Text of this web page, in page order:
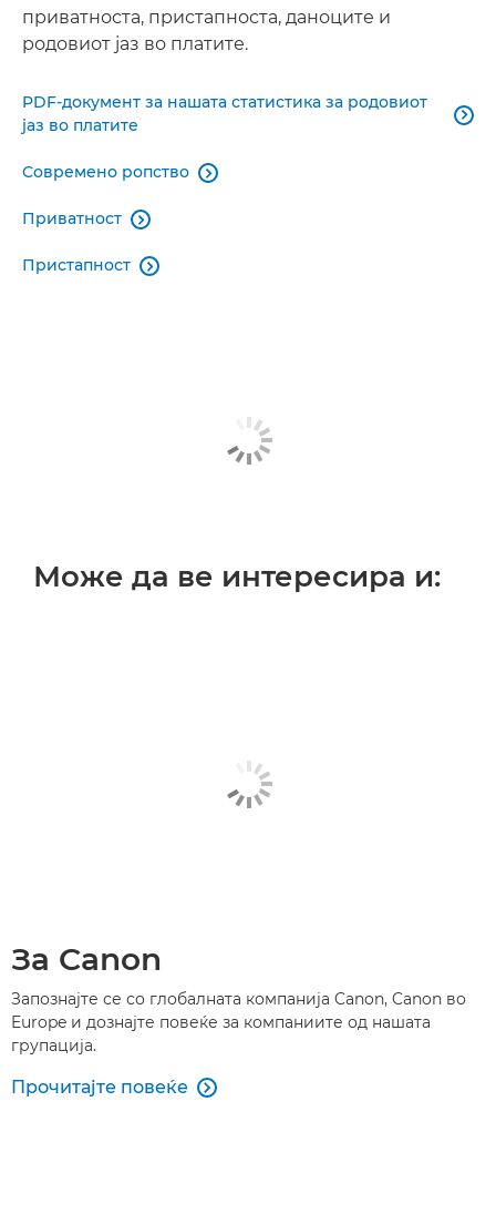
приватноста, пристапноста, даноците и
родовиот јаз во платите.
PDF-документ за нашата статистика за родовиот
јаз во платите

Современо ропство 
Приватност 
Пристапност 
Може да ве интересира и:
За Canon
Запознајте се со глобалната компанија Canon, Canon во
Europe и дознајте повеќе за компаниите од нашата
групација.
Прочитајте повеќе 